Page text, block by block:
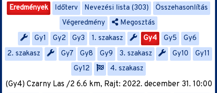
Eredmények Időterv Nevezési lista (303)
Összehasonlítás
Végeredmény
Megosztás
Gy1
Gy2 Gy3 1. szakasz Gy4 Gy5
Gy6
2. szakasz
Gy7 Gy8 Gy9 3. szakasz Gy10
Gy11
Gy12
4. szakasz
(Gy4) Czarny Las /2 6.6 km, Rajt: 2022. december 31. 10:00